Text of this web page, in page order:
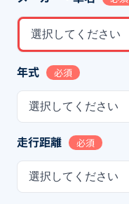
選択してください
年式 必須
選択してください
走行距離 必須
選択してください